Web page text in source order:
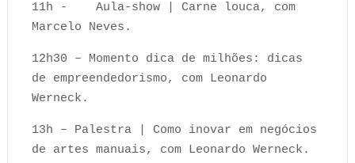
11h - Aula-show | Carne louca, com
Marcelo Neves.
12h30 – Momento dica de milhões: dicas
de empreendedorismo, com Leonardo
Werneck.
13h – Palestra | Como inovar em negócios
de artes manuais, com Leonardo Werneck.